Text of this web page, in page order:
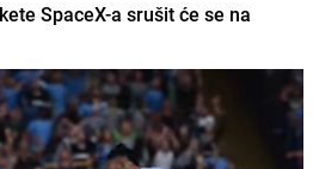
SpaceX-a srušit će se na